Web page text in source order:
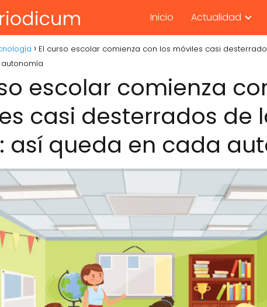
Inicio Actualidad
El curso escolar comienza con los móviles casi
escolar comienza
casi desterrados de
así queda en cada